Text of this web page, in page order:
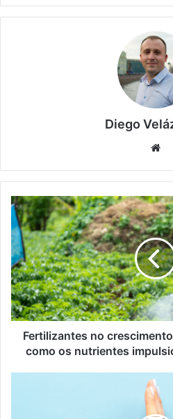
Diego
Fertilizantes
no
crescimento
das
plantas:
Entenda
como
os
nutrientes
impulsionam
Fertilizantes no
como os nutrientes